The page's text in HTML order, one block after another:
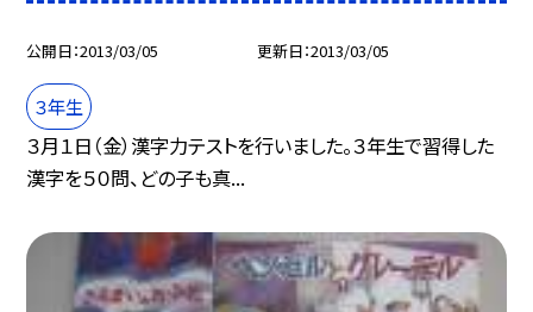
公開日 2013/03/05 更新日 2013/03/05
３年生
３月１日（金）漢字力テストを行いました。３年生で習得した
漢字を５０問、どの子も真...